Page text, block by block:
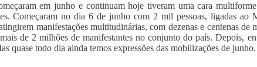
em junho e continuam hoje tiveram uma cara
Começaram no dia 6 de junho com 2 mil pessoas, ligadas ao
manifestações multitudinárias, com dezenas e centenas de
de 2 milhões de manifestantes no conjunto do país. Depois,
quase todo dia ainda temos expressões das mobilizações de junho.